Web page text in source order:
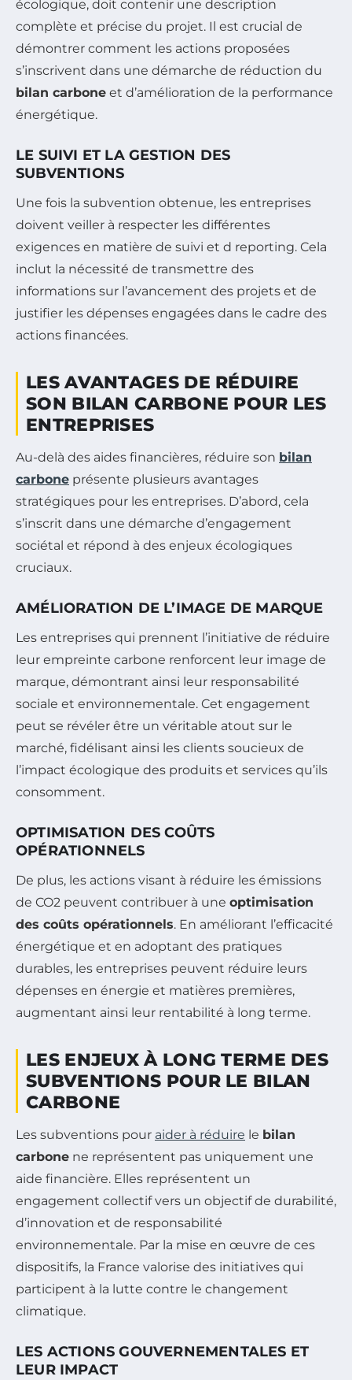
écologique, doit contenir une description
complète et précise du projet. Il est crucial de
démontrer comment les actions proposées
s’inscrivent dans une démarche de réduction du
bilan carbone et d’amélioration de la performance
énergétique.
LE SUIVI ET LA GESTION DES
SUBVENTIONS
Une fois la subvention obtenue, les entreprises
doivent veiller à respecter les différentes
exigences en matière de suivi et d reporting. Cela
inclut la nécessité de transmettre des
informations sur l’avancement des projets et de
justifier les dépenses engagées dans le cadre des
actions financées.
LES AVANTAGES DE RÉDUIRE
SON BILAN CARBONE POUR LES
ENTREPRISES
Au-delà des aides financières, réduire son bilan
carbone présente plusieurs avantages
stratégiques pour les entreprises. D’abord, cela
s’inscrit dans une démarche d’engagement
sociétal et répond à des enjeux écologiques
cruciaux.
AMÉLIORATION DE L’IMAGE DE MARQUE
Les entreprises qui prennent l’initiative de réduire
leur empreinte carbone renforcent leur image de
marque, démontrant ainsi leur responsabilité
sociale et environnementale. Cet engagement
peut se révéler être un véritable atout sur le
marché, fidélisant ainsi les clients soucieux de
l’impact écologique des produits et services qu’ils
consomment.
OPTIMISATION DES COÛTS
OPÉRATIONNELS
De plus, les actions visant à réduire les émissions
de CO2 peuvent contribuer à une optimisation
des coûts opérationnels. En améliorant l’efficacité
énergétique et en adoptant des pratiques
durables, les entreprises peuvent réduire leurs
dépenses en énergie et matières premières,
augmentant ainsi leur rentabilité à long terme.
LES ENJEUX À LONG TERME DES
SUBVENTIONS POUR LE BILAN
CARBONE
Les subventions pour aider à réduire le bilan
carbone ne représentent pas uniquement une
aide financière. Elles représentent un
engagement collectif vers un objectif de durabilité,
d’innovation et de responsabilité
environnementale. Par la mise en œuvre de ces
dispositifs, la France valorise des initiatives qui
participent à la lutte contre le changement
climatique.
LES ACTIONS GOUVERNEMENTALES ET
LEUR IMPACT